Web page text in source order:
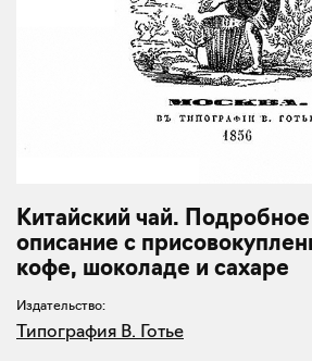
Китайский чай.
описание с
кофе, шоколаде и сахаре
Издательство:
Типография В. Готье